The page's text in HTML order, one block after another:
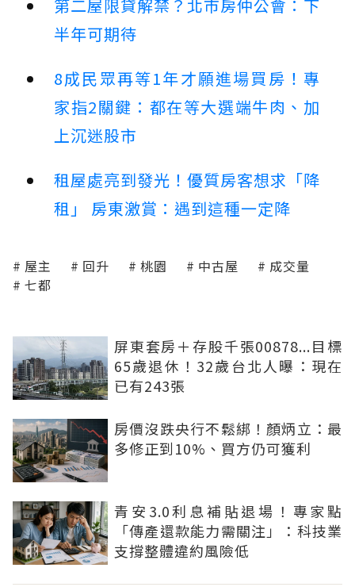
第二屋限貸解禁？北市房仲公會：下
半年可期待
8成民眾再等1年才願進場買房！專
家指2關鍵：都在等大選端牛肉、加
上沉迷股市
租屋處亮到發光！優質房客想求「降
租」 房東激賞：遇到這種一定降
屋主 回升 桃園 中古屋
成交量
七都
屏東套房＋存股千張00878...目標
65歲退休！32歲台北人曝：現在
已有243張
房價沒跌央行不鬆綁！顏炳立：最
多修正到10%、買方仍可獲利
青安3.0利息補貼退場！專家點
「傳產還款能力需關注」：科技業
支撐整體違約風險低